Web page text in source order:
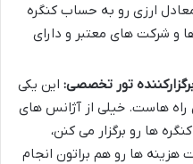
ارزی رو به حساب کنگره
و شرکت های معتبر و دارای
تور تخصصی: این یکی
راه هاست. خیلی از آژانس های
ها رو برگزار می کنن،
ها رو هم براتون انجام